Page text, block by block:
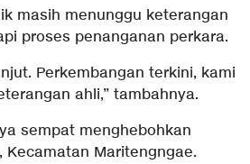
masih menunggu keterangan
proses penanganan perkara.
Perkembangan terkini, kami
ahli,” tambahnya.
sempat menghebohkan
Kecamatan Maritengngae.